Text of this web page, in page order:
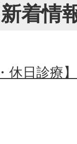
新着情
休日診療